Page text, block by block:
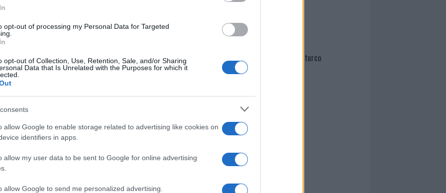
opt-out of processing my Personal Data for Targeted
opt-out of Collection, Use, Retention, Sale, and/or Sharing
Data that Is Unrelated with the Purposes for which it
allow Google to enable storage related to advertising like cookies on
identifiers in apps.
allow my user data to be sent to Google for online advertising
allow Google to send me personalized advertising.
Martina Agostina Diturco
I nostri cari
I nostri cari